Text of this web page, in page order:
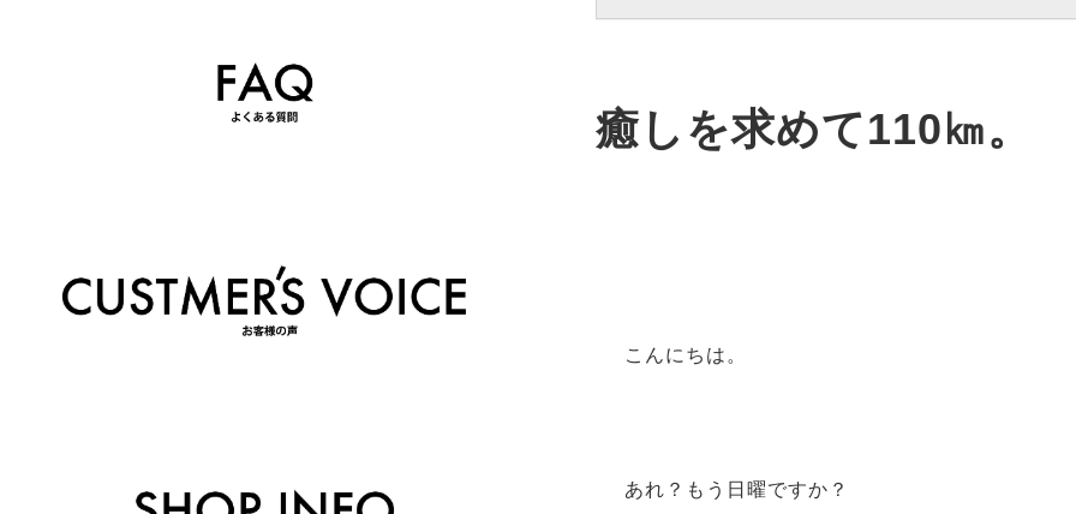
癒しを求めて110 ㎞。
こんにちは。
あれ？もう日曜ですか？